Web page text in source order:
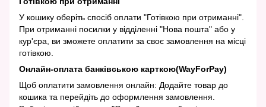
У кошику оберіть спосіб оплати "Готівкою при отриманні".
При отриманні посилки у відділенні "Нова пошта" або у
кур'єра, ви зможете оплатити за своє замовлення на місці
готівкою.
Онлайн-оплата банківською карткою(WayForPay)
Щоб оплатити замовлення онлайн: Додайте товар до
кошика та перейдіть до оформлення замовлення.